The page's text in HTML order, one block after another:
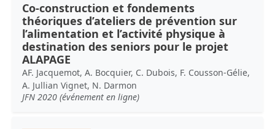
Co-construction et fondements
théoriques d’ateliers de prévention sur
l’alimentation et l’activité physique à
destination des seniors pour le projet
ALAPAGE
AF. Jacquemot, A. Bocquier, C. Dubois, F. Cousson-Gélie,
A. Jullian Vignet, N. Darmon
JFN 2020 (événement en ligne)